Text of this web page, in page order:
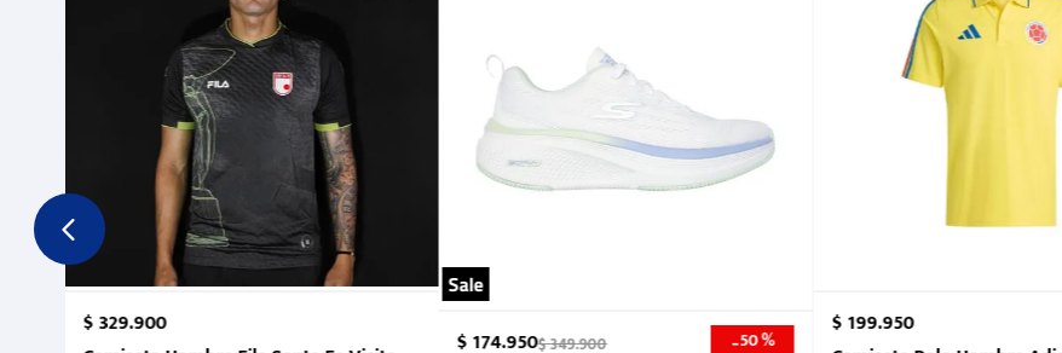
$329.900
Sale
$174.950$349.900 -50 %
$199.950